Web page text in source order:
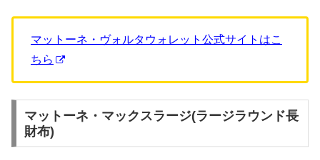
マットーネ・ヴォルタウォレット公式サイトはこ
ちら
マットーネ・マックスラージ(ラージラウンド長
財布)